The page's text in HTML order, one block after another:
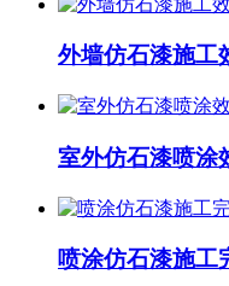
外墙仿石漆施工
室外仿石漆喷涂
喷涂仿石漆施工